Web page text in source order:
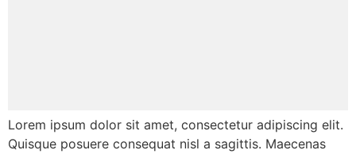
Lorem ipsum dolor sit amet, consectetur adipiscing elit.
Quisque posuere consequat nisl a sagittis. Maecenas